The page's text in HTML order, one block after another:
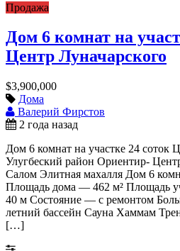
Продажа
Дом 6 комнат на
Центр Луначарского
$3,900,000
Дома
Валерий Фирстов
2 года назад
Дом 6 комнат на участке 24 соток
Улугбеский район Ориентир-
Салом Элитная махалля Дом 6
Площадь дома — 462 м² Площадь
40 м Состояние — с ремонтом
летний бассейн Сауна Хаммам
[…]